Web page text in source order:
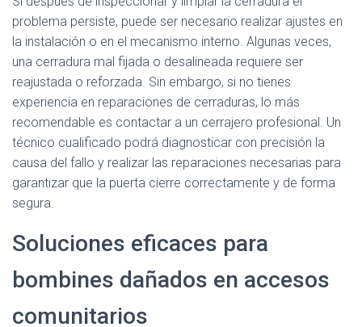
problema persiste, puede ser necesario realizar ajustes en
la instalación o en el mecanismo interno. Algunas veces,
una cerradura mal fijada o desalineada requiere ser
reajustada o reforzada. Sin embargo, si no tienes
experiencia en reparaciones de cerraduras, lo más
recomendable es contactar a un cerrajero profesional. Un
técnico cualificado podrá diagnosticar con precisión la
causa del fallo y realizar las reparaciones necesarias para
garantizar que la puerta cierre correctamente y de forma
segura.
Soluciones eficaces para
bombines dañados en accesos
comunitarios